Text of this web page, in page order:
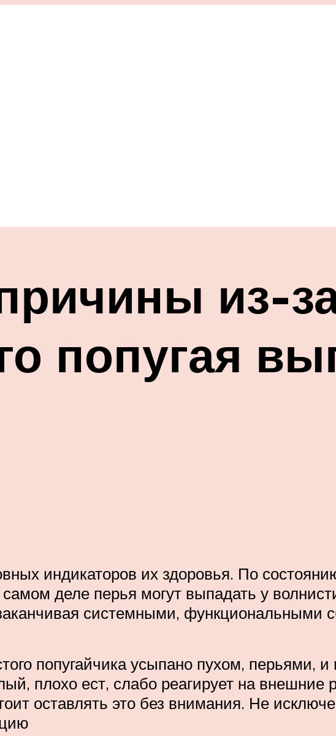
из-
попугая
индикаторов их здоровья. По
деле перья могут выпадать у
системными, функциональными
попугайчика усыпано пухом, перьями,
плохо ест, слабо реагирует на
оставлять это без внимания. Не